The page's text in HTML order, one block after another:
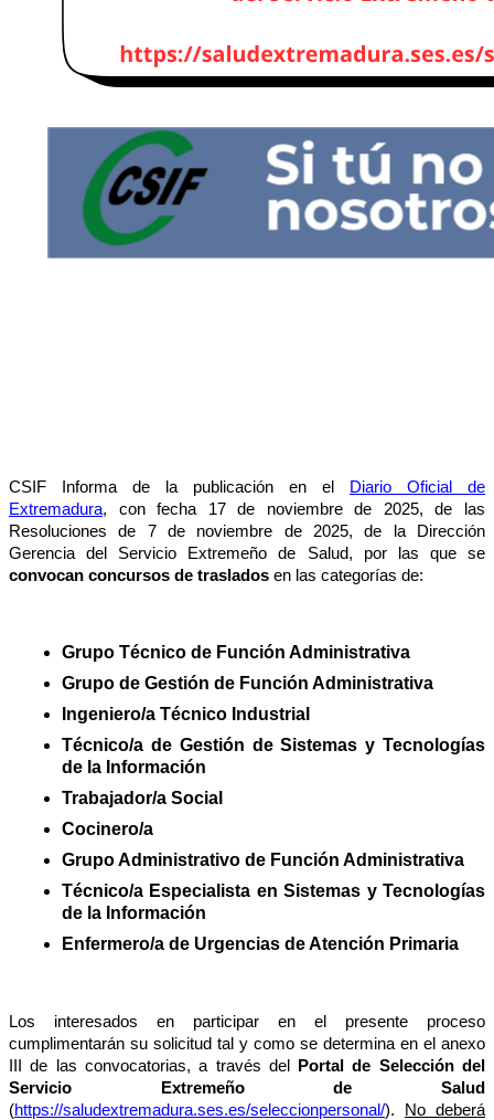
CSIF Informa de la publicación en el Diario Oficial de
Extremadura, con fecha 17 de noviembre de 2025, de las
Resoluciones de 7 de noviembre de 2025, de la Dirección
Gerencia del Servicio Extremeño de Salud, por las que se
convocan concursos de traslados en las categorías de:
Grupo Técnico de Función Administrativa
Grupo de Gestión de Función Administrativa
Ingeniero/a Técnico Industrial
Técnico/a de Gestión de Sistemas y Tecnologías
de la Información
Trabajador/a Social
Cocinero/a
Grupo Administrativo de Función Administrativa
Técnico/a Especialista en Sistemas y Tecnologías
de la Información
Enfermero/a de Urgencias de Atención Primaria
Los interesados en participar en el presente proceso
cumplimentarán su solicitud tal y como se determina en el anexo
III de las convocatorias, a través del Portal de Selección del
Servicio Extremeño de Salud
(https://saludextremadura.ses.es/seleccionpersonal/). No deberá